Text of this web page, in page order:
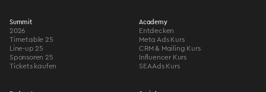
Summit
2026
Timetable 25
Line-up 25
Sponsoren 25
Tickets kaufen
Academy
Entdecken
Meta Ads Kurs
CRM & Mailing Kurs
Influencer Kurs
SEA Ads Kurs